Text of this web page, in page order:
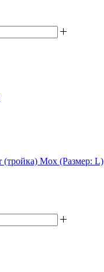
(тройка) Мох (Размер: L)